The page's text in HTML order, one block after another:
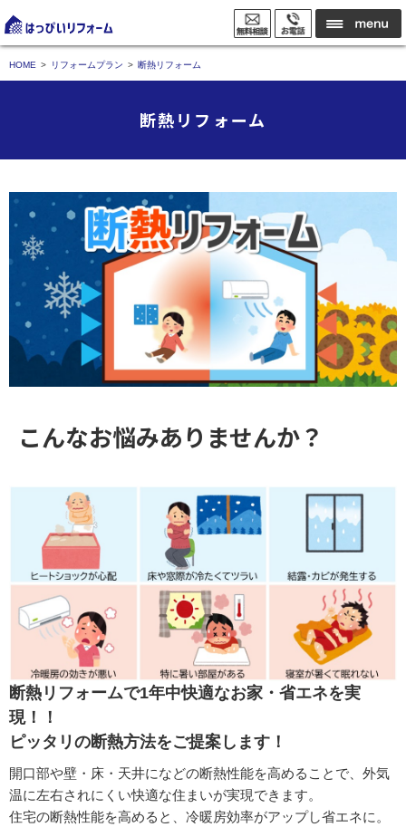
HOME リフォームプラン 断熱リフォーム
断熱リフォーム
こんなお悩みありませんか？
断熱リフォームで1年中快適なお家・省エネを実
現！！
ピッタリの断熱方法をご提案します！
開口部や壁・床・天井になどの断熱性能を高めることで、外気
温に左右されにくい快適な住まいが実現できます。
住宅の断熱性能を高めると、冷暖房効率がアップし省エネに。